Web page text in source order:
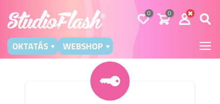
0 0
OKTATÁS WEBSHOP